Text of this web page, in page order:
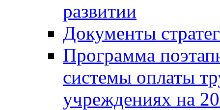
развитии
Документы
Программа
системы оплаты
учреждениях на